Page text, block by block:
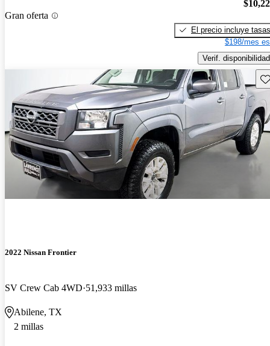
Gran oferta
El precio incluye tasas
$198/mes
Verif. disponibilidad
2022 Nissan Frontier
SV Crew Cab 4WD 51,933 millas
Abilene, TX
2 millas